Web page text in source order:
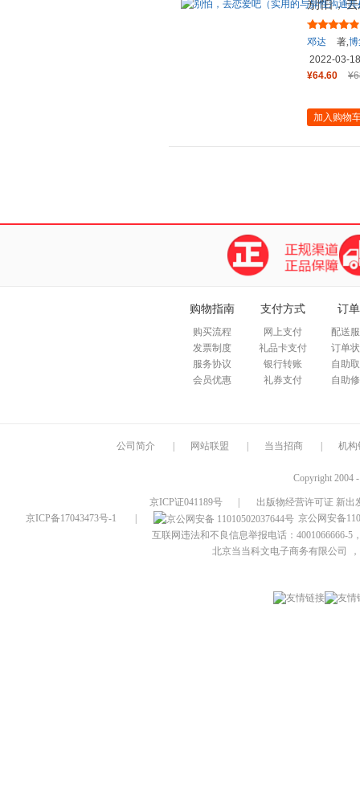
别怕，
有效的
邓达 著,
2022-03-18
¥64.60
加入购物
购物指南
购买流程
发票制度
服务协议
会员优惠
支付方式
网上支付
礼品卡支付
银行转账
礼券支付
订
配送
订单
自助
自助
公司简介 网站联盟 当当招商 机构
Copyright 2004
京ICP证041189号
出版物经营许可证 新出
京ICP备17043473号-1
京公网安备
互联网违法和不良信息举报电话：4001066666-5
北京当当科文电子商务有限公司